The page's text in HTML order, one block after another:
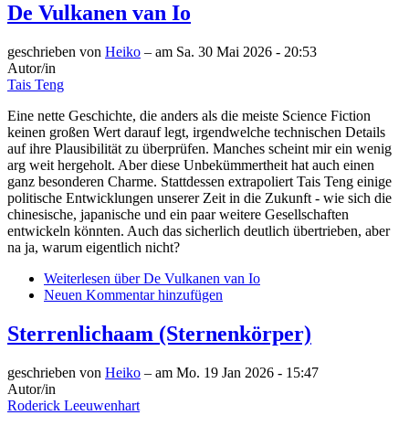
De Vulkanen van Io
geschrieben von Heiko – am Sa. 30 Mai 2026 - 20:53
Autor/in
Tais Teng
Eine nette Geschichte, die anders als die meiste Science Fiction
keinen großen Wert darauf legt, irgendwelche technischen Details
auf ihre Plausibilität zu überprüfen. Manches scheint mir ein wenig
arg weit hergeholt. Aber diese Unbekümmertheit hat auch einen
ganz besonderen Charme. Stattdessen extrapoliert Tais Teng einige
politische Entwicklungen unserer Zeit in die Zukunft - wie sich die
chinesische, japanische und ein paar weitere Gesellschaften
entwickeln könnten. Auch das sicherlich deutlich übertrieben, aber
na ja, warum eigentlich nicht?
Weiterlesen über De Vulkanen van Io
Neuen Kommentar hinzufügen
Sterrenlichaam (Sternenkörper)
geschrieben von Heiko – am Mo. 19 Jan 2026 - 15:47
Autor/in
Roderick Leeuwenhart